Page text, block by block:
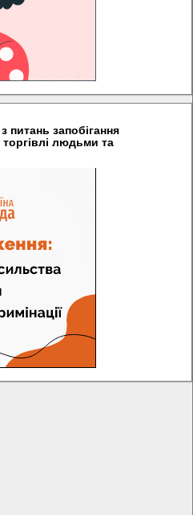
питань запобігання
людьми та